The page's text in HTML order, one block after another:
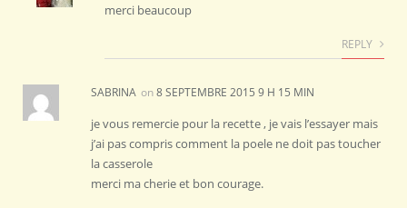
merci beaucoup
REPLY
SABRINA on8 SEPTEMBRE 2015 9 H 15 MIN
je vous remercie pour la recette , je vais l’essayer mais
j’ai pas compris comment la poele ne doit pas toucher
la casserole
merci ma cherie et bon courage.